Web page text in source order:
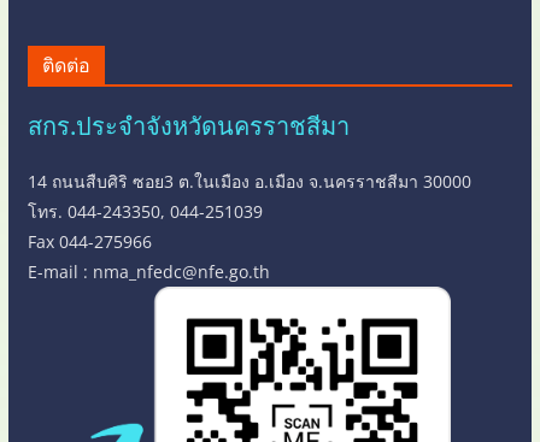
ติดต่อ
สกร.ประจำจังหวัดนครราชสีมา
14 ถนนสืบศิริ ซอย3 ต.ในเมือง อ.เมือง จ.นครราชสีมา 30000
โทร. 044-243350, 044-251039
Fax 044-275966
E-mail : nma_nfedc@nfe.go.th